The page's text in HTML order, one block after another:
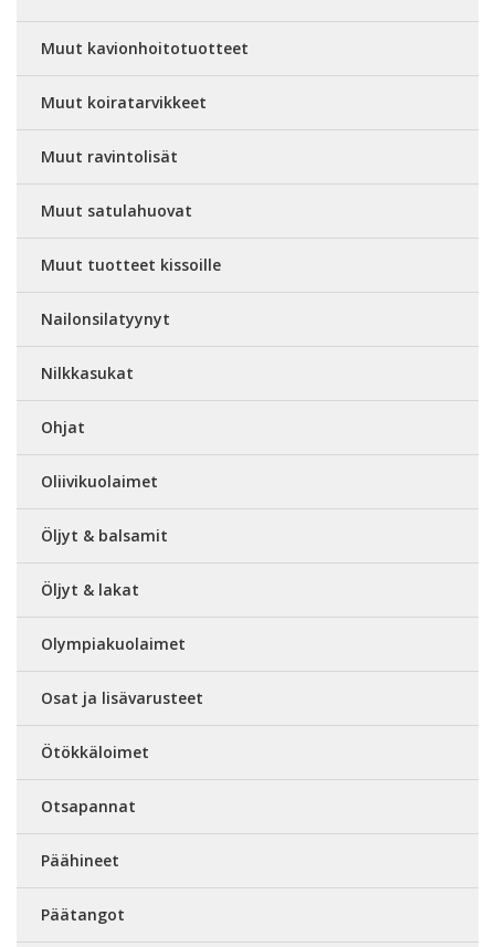
Muut kavionhoitotuotteet
Muut koiratarvikkeet
Muut ravintolisät
Muut satulahuovat
Muut tuotteet kissoille
Nailonsilatyynyt
Nilkkasukat
Ohjat
Oliivikuolaimet
Öljyt & balsamit
Öljyt & lakat
Olympiakuolaimet
Osat ja lisävarusteet
Ötökkäloimet
Otsapannat
Päähineet
Päätangot